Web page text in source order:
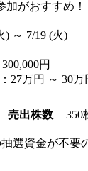
加がおすすめ！
) ～ 7/19 (火)
円
27万円 ～ 30万
売出株数 350
選資金が不要